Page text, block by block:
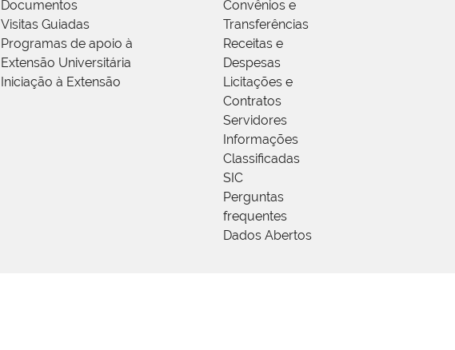
Documentos
Visitas Guiadas
Programas de apoio à
Extensão Universitária
Iniciação à Extensão
Convênios e
Transferências
Receitas e
Despesas
Licitações e
Contratos
Servidores
Informações
Classificadas
SIC
Perguntas
frequentes
Dados Abertos